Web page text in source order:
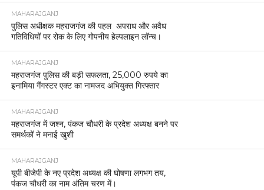
MAHARAJGANJ
पुलिस अधीक्षक महराजगंज की पहल अपराध और अवैध
गतिविधियों पर रोक के लिए गोपनीय हेल्पलाइन लॉन्च।
MAHARAJGANJ
महराजगंज पुलिस की बड़ी सफलता, 25,000 रुपये का
इनामिया गैंगस्टर एक्ट का नामजद अभियुक्त गिरफ्तार
MAHARAJGANJ
महराजगंज में जश्न, पंकज चौधरी के प्रदेश अध्यक्ष बनने पर
समर्थकों ने मनाई खुशी
MAHARAJGANJ
यूपी बीजेपी के नए प्रदेश अध्यक्ष की घोषणा लगभग तय,
पंकज चौधरी का नाम अंतिम चरण में।